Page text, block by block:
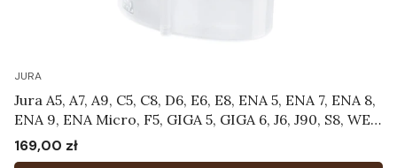
JURA
Jura A5, A7, A9, C5, C8, D6, E6, E8, ENA 5, ENA 7, ENA 8,
ENA 9, ENA Micro, F5, GIGA 5, GIGA 6, J6, J90, S8, WE8
- Pojemnik do czyszczenia systemu mlecznego
Art.24219
Cena
169,00 zł